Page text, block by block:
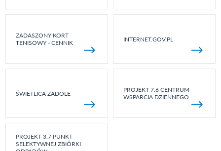
ZADASZONY KORT
TENISOWY - CENNIK
INTERNET.GOV.PL
ŚWIETLICA ZADOLE
PROJEKT 7.6 CENTRUM
WSPARCIA DZIENNEGO
PROJEKT 3.7 PUNKT
SELEKTYWNEJ ZBIÓRKI